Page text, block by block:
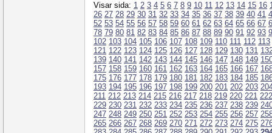
Visar sida: 1 2 3 4 5 6 7 8 9 10 11 12 13 14 15 16
26 27 28 29 30 31 32 33 34 35 36 37 38 39 40 41
52 53 54 55 56 57 58 59 60 61 62 63 64 65 66 67
78 79 80 81 82 83 84 85 86 87 88 89 90 91 92 93
102 103 104 105 106 107 108 109 110 111 112 113
121 122 123 124 125 126 127 128 129 130 131
139 140 141 142 143 144 145 146 147 148 149
157 158 159 160 161 162 163 164 165 166 167
175 176 177 178 179 180 181 182 183 184 185
193 194 195 196 197 198 199 200 201 202 203
211 212 213 214 215 216 217 218 219 220 221 222
229 230 231 232 233 234 235 236 237 238 239
247 248 249 250 251 252 253 254 255 256 257
265 266 267 268 269 270 271 272 273 274 275